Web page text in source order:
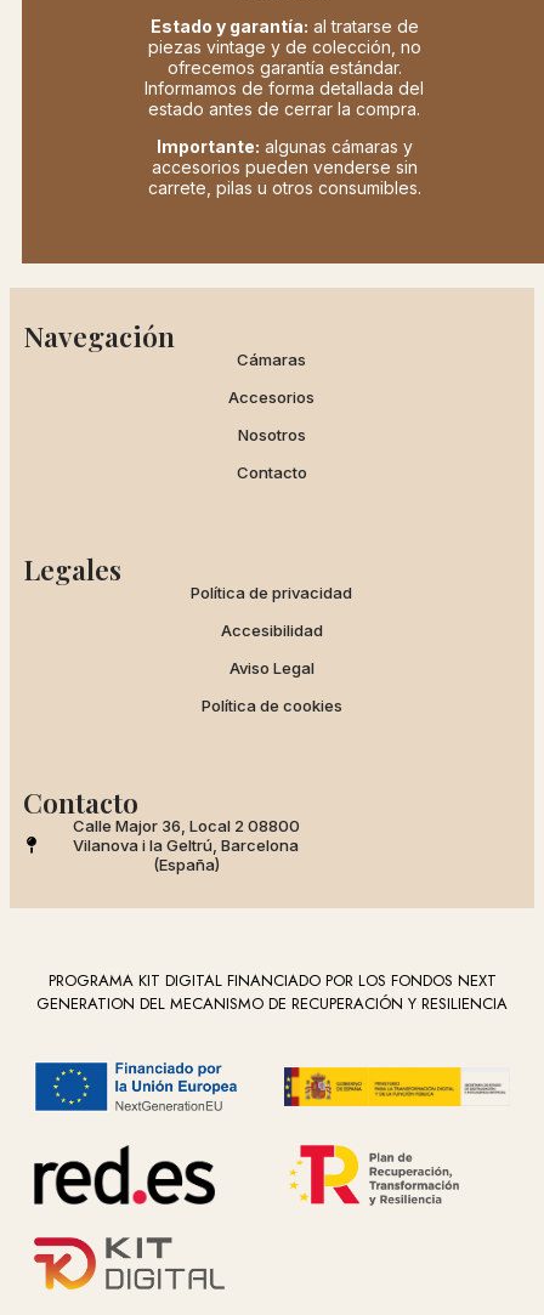
Estado y garantía: al tratarse de
piezas vintage y de colección, no
ofrecemos garantía estándar.
Informamos de forma detallada del
estado antes de cerrar la compra.
Importante: algunas cámaras y
accesorios pueden venderse sin
carrete, pilas u otros consumibles.
Navegación
Cámaras
Accesorios
Nosotros
Contacto
Legales
Política de privacidad
Accesibilidad
Aviso Legal
Política de cookies
Contacto
Calle Major 36, Local 2 08800
Vilanova i la Geltrú, Barcelona
(España)
PROGRAMA KIT DIGITAL FINANCIADO POR LOS FONDOS NEXT
GENERATION DEL MECANISMO DE RECUPERACIÓN Y RESILIENCIA